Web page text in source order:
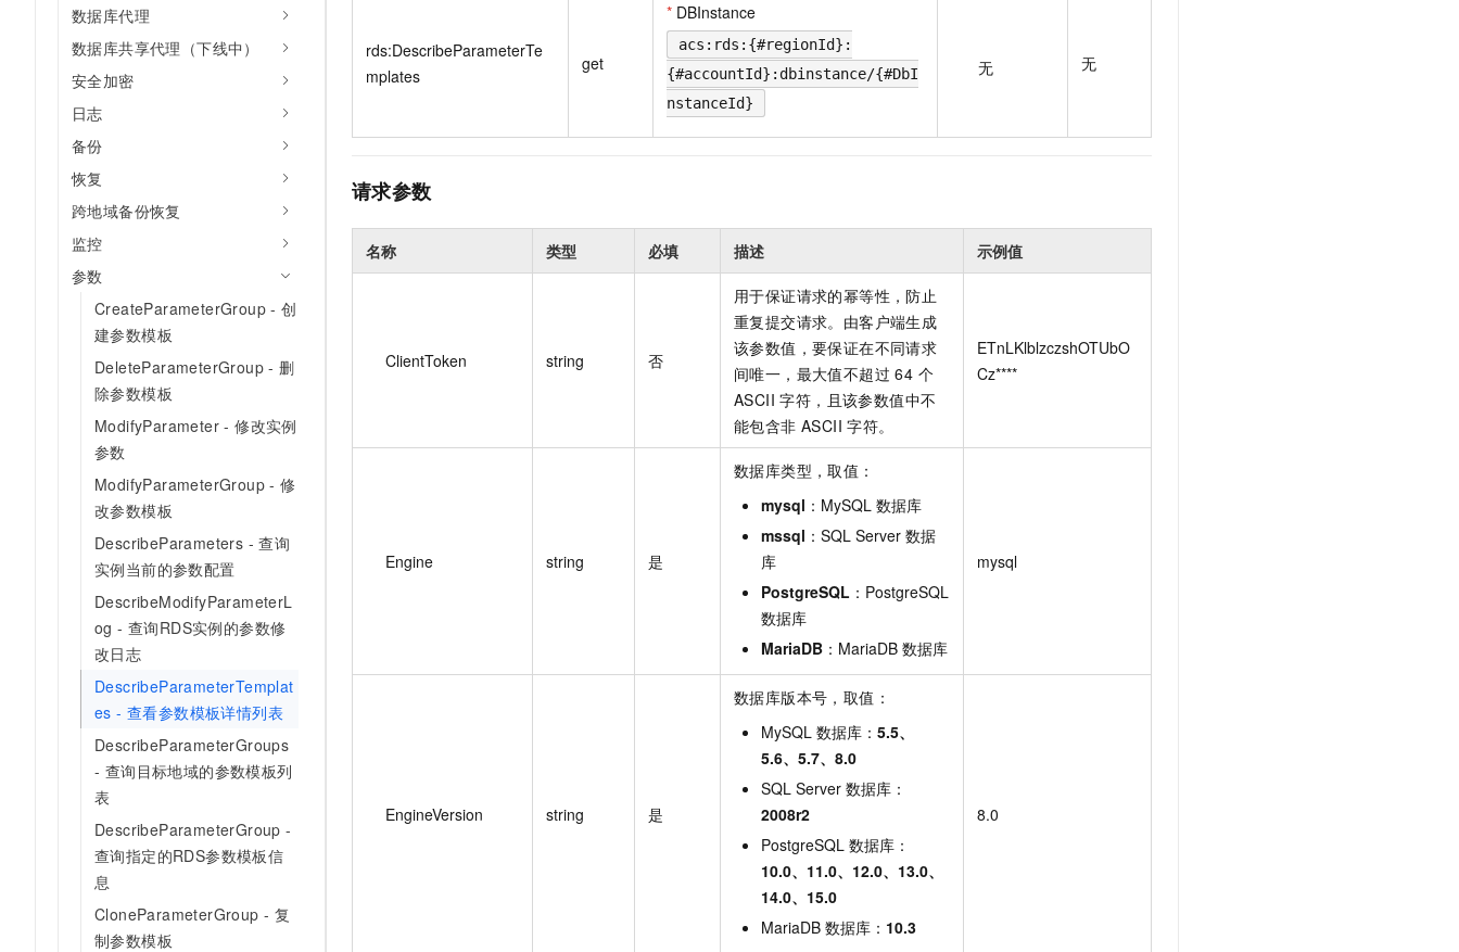
数据库代理
数据库共享代理（下线中）
安全加密
日志
备份
恢复
跨地域备份恢复
监控
参数
CreateParameterGroup - 创
建参数模板
DeleteParameterGroup - 删
除参数模板
ModifyParameter - 修改实例
参数
ModifyParameterGroup - 修
改参数模板
DescribeParameters - 查询
实例当前的参数配置
DescribeModifyParameterL
og - 查询RDS实例的参数修
改日志
DescribeParameterTemplat
es - 查看参数模板详情列表
DescribeParameterGroups
- 查询目标地域的参数模板列
表
DescribeParameterGroup -
查询指定的RDS参数模板信
息
CloneParameterGroup - 复
制参数模板
rds:DescribeParameterTe
mplates
get
* DBInstance
acs:rds:{#regionId}:
{#accountId}:dbinstance/{#DbI
nstanceId}
无 无
请求参数
名称 类型 必填 描述 示例值
ClientToken string 否
用于保证请求的幂等性，防止
重复提交请求。由客户端生成
该参数值，要保证在不同请求
间唯一，最大值不超过 64 个
ASCII 字符，且该参数值中不
能包含非 ASCII 字符。
ETnLKlblzczshOTUbO
Cz****
Engine string 是
数据库类型，取值：
mysql ：MySQL 数据库
mssql ：SQL Server 数据
库
PostgreSQL ：PostgreSQL
数据库
MariaDB ：MariaDB 数据库
mysql
EngineVersion string 是
数据库版本号，取值：
MySQL 数据库： 5.5、
5.6、5.7、8.0
SQL Server 数据库：
2008r2
PostgreSQL 数据库：
10.0、11.0、12.0、13.0、
14.0、15.0
MariaDB 数据库： 10.3
8.0